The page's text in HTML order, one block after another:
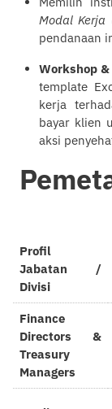
Modal Kerja
pendanaan
Workshop
template
kerja
bayar klien
aksi
Profil
Jabatan /
Divisi
Finance
Directors &
Treasury
Managers